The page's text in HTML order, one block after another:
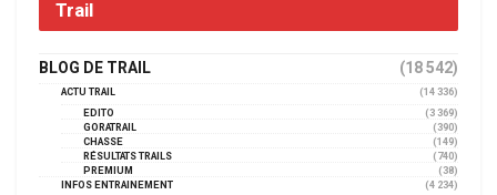
Trail
BLOG DE TRAIL (18 542)
ACTU TRAIL
(14 336)
EDITO
(3 369)
GORATRAIL
(390)
CHASSE
(149)
RÉSULTATS TRAILS
(740)
PREMIUM
(38)
INFOS ENTRAINEMENT
(4 234)